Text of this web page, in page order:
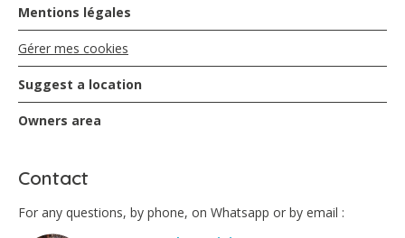
Mentions légales
Gérer mes cookies
Suggest a location
Owners area
Contact
For any questions, by phone, on Whatsapp or by email :